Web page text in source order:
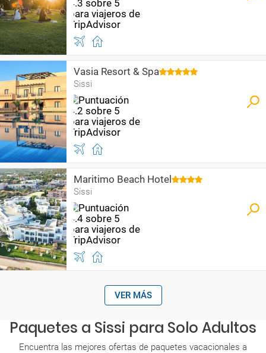
Vasia Resort & Spa
Sissi
Maritimo Beach Hotel
Sissi
VER MÁS
Paquetes a Sissi para Solo Adultos
Encuentra las mejores ofertas de paquetes vacacionales a